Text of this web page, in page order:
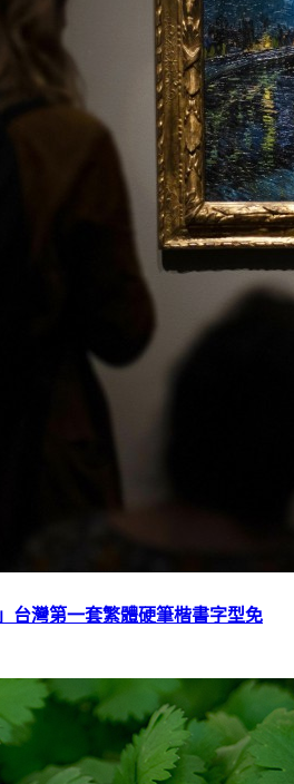
台灣第一套繁體硬筆楷書字型免